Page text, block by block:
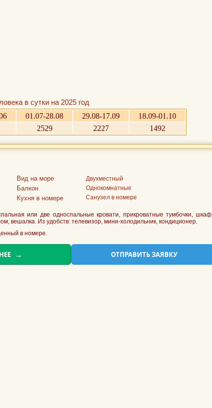
в сутки на 2025 год
01.07-28.08 29.08-17.09
18.09-01.10
2529 2227 1492
Вид на море
Балкон
Кухня в номере
Двухместный
Однокомнатные
Санузел в номере
или две односпальные кровати, прикроватные тумбочки, шкаф,
вешалка. Из удобств: телевизор, мини-холодильник, кондиционер.
в номере.
ОТПРАВИТЬ ЗАЯВКУ